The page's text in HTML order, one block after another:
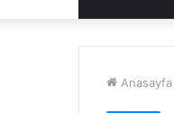
Anasayfa